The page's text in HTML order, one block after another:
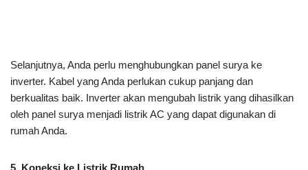
Selanjutnya, Anda perlu menghubungkan panel surya ke
inverter. Kabel yang Anda perlukan cukup panjang dan
berkualitas baik. Inverter akan mengubah listrik yang dihasilkan
oleh panel surya menjadi listrik AC yang dapat digunakan di
rumah Anda.
5. Koneksi ke Listrik Rumah